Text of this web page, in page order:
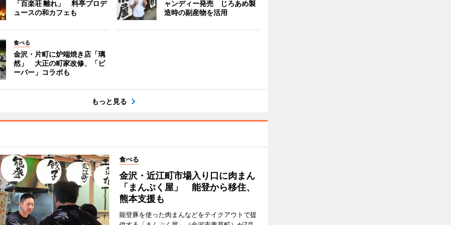
「百楽荘 離れ」 料亭プロデ
ュースの和カフェも
ャンディー発売 じろあめ製
造時の副産物を活用
食べる
金沢・片町に炉端焼き店「璃
然」 大正の町家改修、「ビ
ーバー」コラボも
もっと見る
食べる
金沢・近江町市場入り口に肉まん
「まんぷく屋」 能登から移住、
熊本支援も
能登豚を使った肉まんなどをテイクアウトで提